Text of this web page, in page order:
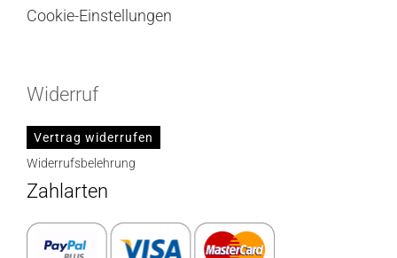
Cookie-Einstellungen
Widerruf
Vertrag widerrufen
Widerrufsbelehrung
Zahlarten